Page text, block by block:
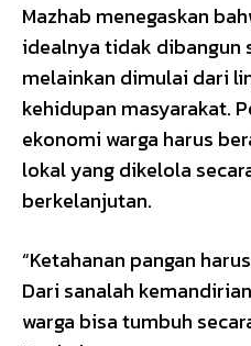
Mazhab menegaskan
idealnya tidak dibangun
melainkan dimulai dari
kehidupan masyarakat.
ekonomi warga harus
lokal yang dikelola
berkelanjutan.
“Ketahanan pangan
Dari sanalah
warga bisa tumbuh